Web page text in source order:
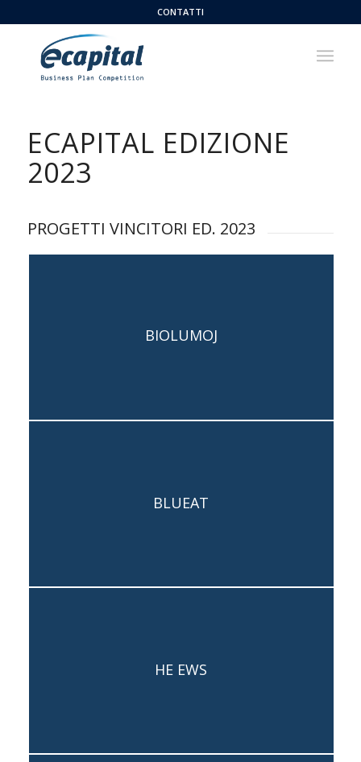
CONTATTI
ECAPITAL EDIZIONE
2023
PROGETTI VINCITORI ED. 2023
BIOLUMOJ
Capogruppo: Micheel Vittorio Maria
BLUEAT
Capogruppo: Carlotta Santolini
HE EWS
Capogruppo: Taimur Hassan